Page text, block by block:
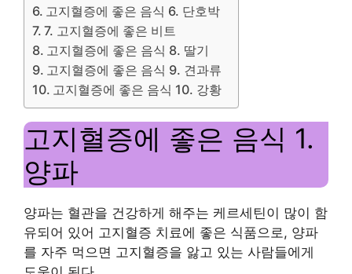
고지혈증에 좋은 음식 6. 단호박
7. 고지혈증에 좋은 비트
고지혈증에 좋은 음식 8. 딸기
고지혈증에 좋은 음식 9. 견과류
고지혈증에 좋은 음식 10. 강황
고지혈증에 좋은 음식 1.
양파
양파는 혈관을 건강하게 해주는 케르세틴이 많이 함
유되어 있어 고지혈증 치료에 좋은 식품으로, 양파
를 자주 먹으면 고지혈증을 앓고 있는 사람들에게